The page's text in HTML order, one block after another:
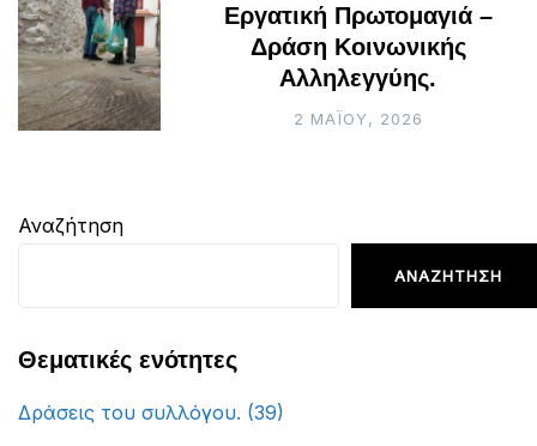
Εργατική Πρωτομαγιά –
Δράση Κοινωνικής
Αλληλεγγύης.
2 ΜΑΪ́ΟΥ, 2026
Αναζήτηση
ΑΝΑΖΉΤΗΣΗ
Θεματικές ενότητες
Δράσεις του συλλόγου. (39)